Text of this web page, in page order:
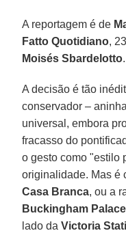
A reportagem é de
Fatto Quotidiano,
Moisés Sbardelotto.
A decisão é tão
conservador –
universal, embora
fracasso do
o gesto como "estilo
originalidade. Mas é
Casa Branca, ou a
Buckingham Palace
lado daVictoria